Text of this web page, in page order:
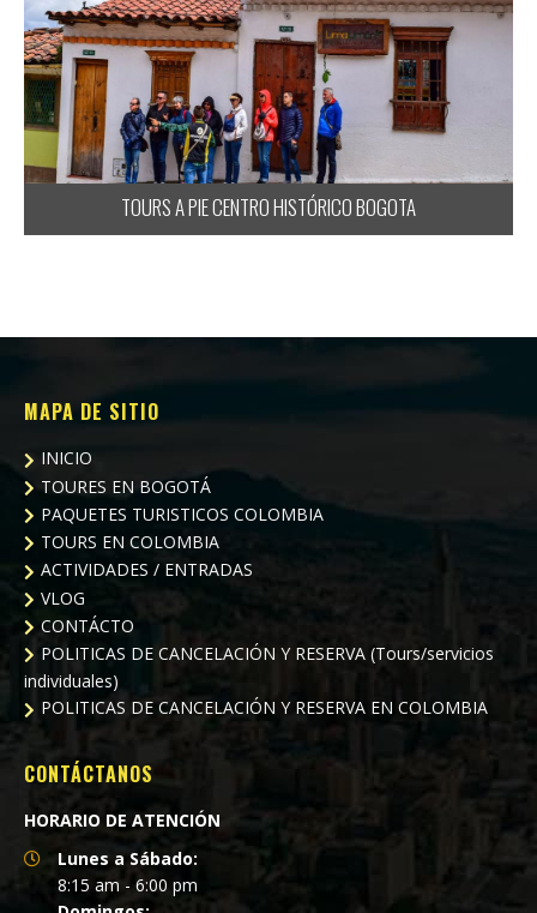
TOURS A PIE CENTRO HISTÓRICO BOGOTA
MAPA DE SITIO
INICIO
TOURES EN BOGOTÁ
PAQUETES TURISTICOS COLOMBIA
TOURS EN COLOMBIA
ACTIVIDADES / ENTRADAS
VLOG
CONTÁCTO
POLITICAS DE CANCELACIÓN Y RESERVA (Tours/servicios
individuales)
POLITICAS DE CANCELACIÓN Y RESERVA EN COLOMBIA
CONTÁCTANOS
HORARIO DE ATENCIÓN
Lunes a Sábado:
8:15 am - 6:00 pm